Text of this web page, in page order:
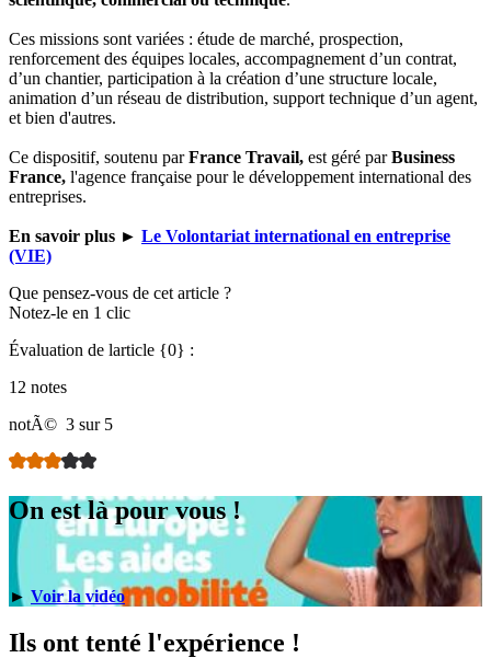
Ces missions sont variées : étude de marché, prospection,
renforcement des équipes locales, accompagnement d’un contrat,
d’un chantier, participation à la création d’une structure locale,
animation d’un réseau de distribution, support technique d’un agent,
et bien d'autres.
Ce dispositif, soutenu parFrance Travail, est géré parBusiness
France, l'agence française pour le développement international des
entreprises.
En savoir plus ► Le Volontariat international en entreprise
(VIE)
Que pensez-vous de cet article ?
Notez-le en 1 clic
Évaluation de larticle {0} :
12 notes
notÃ© 3 sur 5
On est là pour vous !
► Voir la vidéo
Ils ont tenté l'expérience !